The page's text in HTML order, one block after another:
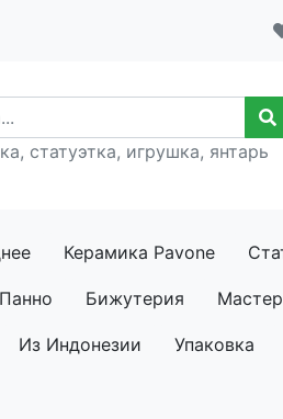
статуэтка, игрушка, янтарь
Керамика Pavone
Бижутерия
Из Индонезии Упаковка